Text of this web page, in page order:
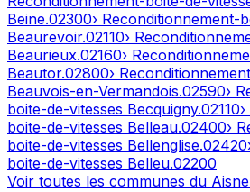
Beine.02300› Reconditionnement-
Beaurevoir.02110›
Beaurieux.02160›
Beautor.02800›
Beauvois-en-Vermandois.02590›
boite-de-vitesses Becquigny.02110
boite-de-vitesses Belleau.02400›
boite-de-vitesses Bellenglise.02420
boite-de-vitesses Belleu.02200
Voir toutes les communes du Aisne